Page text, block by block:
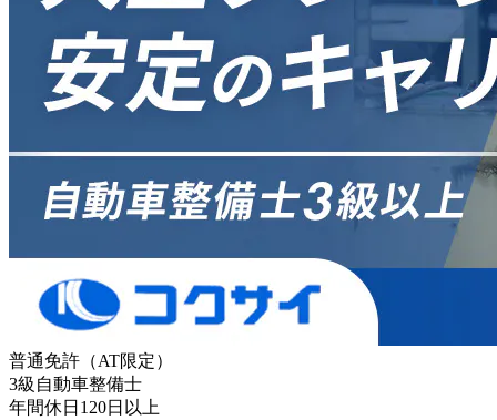
普通免許（AT限定）
3級自動車整備士
年間休日120日以上